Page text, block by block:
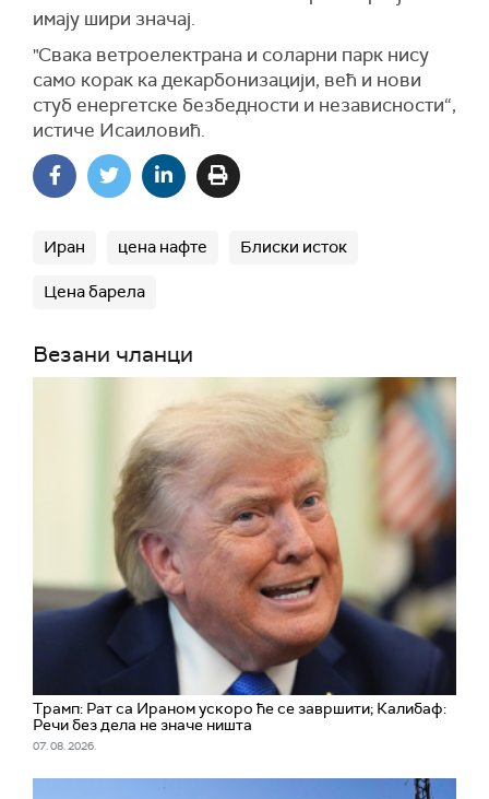
имају шири значај.
"Свака ветроелектрана и соларни парк нису
само корак ка декарбонизацији, већ и нови
стуб енергетске безбедности и независности“,
истиче Исаиловић.
Иран цена нафте Блиски исток
Цена барела
Везани чланци
Трамп: Рат са Ираном ускоро ће се завршити; Калибаф:
Речи без дела не значе ништа
07. 08. 2026.